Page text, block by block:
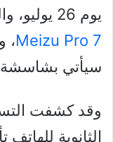
يوم 26 يوليو، والذي ستكشف فيه عن هاتف
Meizu Pro 7،
سيأتي
وقد كشفت
الثانوية